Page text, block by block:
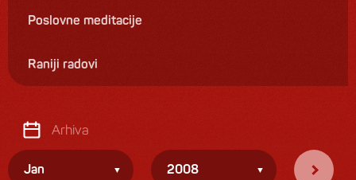
Poslovne meditacije
Raniji radovi
Arhiva
Jan 2008